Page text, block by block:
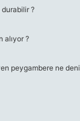
durabilir ?
alıyor ?
peygambere ne